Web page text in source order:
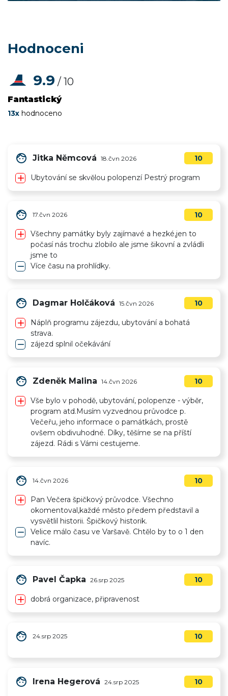
Hodnoceni
9.9 / 10
Fantastický
13x hodnoceno
face Jitka Němcová 18.čvn 2026
add Ubytování se skvělou polopenzí Pestrý program
10
face 17.čvn 2026
add Všechny památky byly zajímavé a hezké,jen to
počasí nás trochu zlobilo ale jsme šikovní a zvládli
jsme to
remove Více času na prohlídky.
10
face Dagmar Holčáková 15.čvn 2026
add
Náplň programu zájezdu, ubytování a bohatá
strava.
remove zájezd splnil očekávání
10
face Zdeněk Malina 14.čvn 2026
add Vše bylo v pohodě, ubytování, polopenze - výběr,
program atd.Musím vyzvednou průvodce p.
Večeřu, jeho informace o památkách, prostě
ovšem obdivuhodné. Díky, těšíme se na příští
zájezd. Rádi s Vámi cestujeme.
10
face 14.čvn 2026
add
Pan Večera špičkový průvodce. Všechno
okomentoval,každé město předem představil a
vysvětlil historii. Špičkový historik.
remove Velice málo času ve Varšavě. Chtělo by to o 1 den
navíc.
10
face Pavel Čapka 26.srp 2025
add dobrá organizace, připravenost
10
face 24.srp 2025 10
face Irena Hegerová 24.srp 2025 10